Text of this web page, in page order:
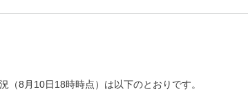
（8月10日18時時点）は以下のとおりです。